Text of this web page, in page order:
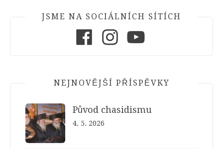
JSME NA SOCIÁLNÍCH SÍTÍCH
NEJNOVĚJŠÍ PŘÍSPĚVKY
Původ chasidismu
4. 5. 2026